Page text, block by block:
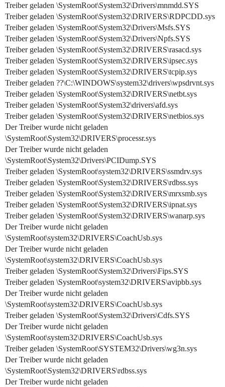
Treiber geladen \SystemRoot\System32\Drivers\mnmdd.SYS
Treiber geladen \SystemRoot\System32\DRIVERS\RDPCDD.sys
Treiber geladen \SystemRoot\System32\Drivers\Msfs.SYS
Treiber geladen \SystemRoot\System32\Drivers\Npfs.SYS
Treiber geladen \SystemRoot\System32\DRIVERS\rasacd.sys
Treiber geladen \SystemRoot\System32\DRIVERS\ipsec.sys
Treiber geladen \SystemRoot\System32\DRIVERS\tcpip.sys
Treiber geladen ??\C:\WINDOWS\system32\drivers\wpsdrvnt.sys
Treiber geladen \SystemRoot\System32\DRIVERS\netbt.sys
Treiber geladen \SystemRoot\System32\drivers\afd.sys
Treiber geladen \SystemRoot\System32\DRIVERS\netbios.sys
Der Treiber wurde nicht geladen
\SystemRoot\System32\DRIVERS\processr.sys
Der Treiber wurde nicht geladen
\SystemRoot\System32\Drivers\PCIDump.SYS
Treiber geladen \SystemRoot\system32\DRIVERS\ssmdrv.sys
Treiber geladen \SystemRoot\System32\DRIVERS\rdbss.sys
Treiber geladen \SystemRoot\System32\DRIVERS\mrxsmb.sys
Treiber geladen \SystemRoot\System32\DRIVERS\ipnat.sys
Treiber geladen \SystemRoot\System32\DRIVERS\wanarp.sys
Der Treiber wurde nicht geladen
\SystemRoot\system32\DRIVERS\CoachUsb.sys
Der Treiber wurde nicht geladen
\SystemRoot\system32\DRIVERS\CoachUsb.sys
Treiber geladen \SystemRoot\System32\Drivers\Fips.SYS
Treiber geladen \SystemRoot\system32\DRIVERS\avipbb.sys
Der Treiber wurde nicht geladen
\SystemRoot\system32\DRIVERS\CoachUsb.sys
Treiber geladen \SystemRoot\System32\Drivers\Cdfs.SYS
Der Treiber wurde nicht geladen
\SystemRoot\system32\DRIVERS\CoachUsb.sys
Treiber geladen \SystemRoot\SYSTEM32\Drivers\wg3n.sys
Der Treiber wurde nicht geladen
\SystemRoot\System32\DRIVERS\rdbss.sys
Der Treiber wurde nicht geladen